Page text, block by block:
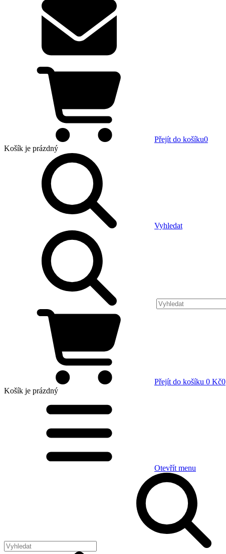
Přejít do košíku0
Košík je prázdný
Vyhledat
Přejít do košíku 0 Kč0
Košík je prázdný
Otevřít menu